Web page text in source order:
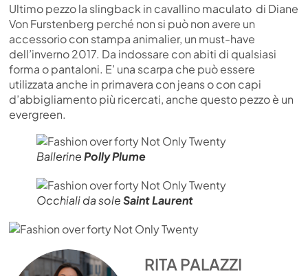
Ultimo pezzo la slingback in cavallino maculato di Diane
Von Furstenberg perché non si può non avere un
accessorio con stampa animalier, un must-have
dell’inverno 2017. Da indossare con abiti di qualsiasi
forma o pantaloni. E’ una scarpa che può essere
utilizzata anche in primavera con jeans o con capi
d’abbigliamento più ricercati, anche questo pezzo è un
evergreen.
BallerinePolly Plume
Occhiali da soleSaint Laurent
RITA PALAZZI